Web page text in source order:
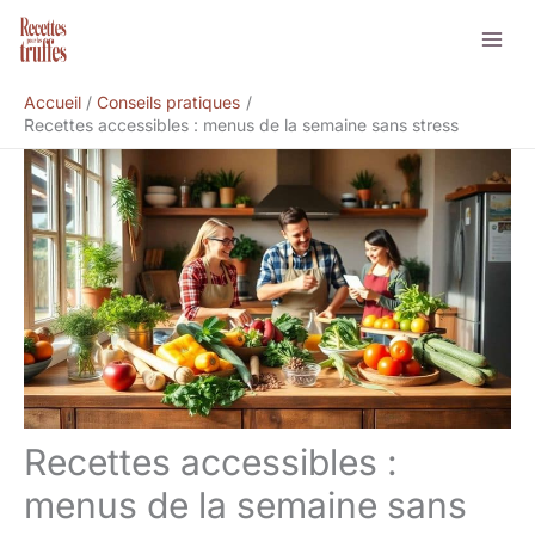
Aller
Accueil
Conseils pratiques
Recettes accessibles : menus de la semaine sans stress
Recettes accessibles :
menus de la semaine sans
Rechercher